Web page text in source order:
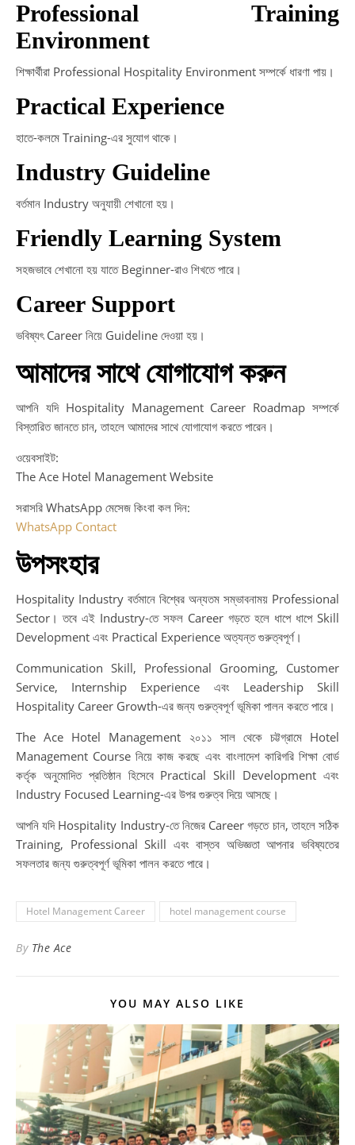
Professional Training
Environment
শিক্ষার্থীরা Professional Hospitality Environment সম্পর্কে ধারণা পায়।
Practical Experience
হাতে-কলমে Training-এর সুযোগ থাকে।
Industry Guideline
বর্তমান Industry অনুযায়ী শেখানো হয়।
Friendly Learning System
সহজভাবে শেখানো হয় যাতে Beginner-রাও শিখতে পারে।
Career Support
ভবিষ্যৎ Career নিয়ে Guideline দেওয়া হয়।
আমাদের সাথে যোগাযোগ করুন
আপনি যদি Hospitality Management Career Roadmap সম্পর্কে
বিস্তারিত জানতে চান, তাহলে আমাদের সাথে যোগাযোগ করতে পারেন।
ওয়েবসাইট:
The Ace Hotel Management Website
সরাসরি WhatsApp মেসেজ কিংবা কল দিন:
WhatsApp Contact
উপসংহার
Hospitality Industry বর্তমানে বিশ্বের অন্যতম সম্ভাবনাময় Professional
Sector। তবে এই Industry-তে সফল Career গড়তে হলে ধাপে ধাপে Skill
Development এবং Practical Experience অত্যন্ত গুরুত্বপূর্ণ।
Communication Skill, Professional Grooming, Customer
Service, Internship Experience এবং Leadership Skill
Hospitality Career Growth-এর জন্য গুরুত্বপূর্ণ ভূমিকা পালন করতে পারে।
The Ace Hotel Management ২০১১ সাল থেকে চট্টগ্রামে Hotel
Management Course নিয়ে কাজ করছে এবং বাংলাদেশ কারিগরি শিক্ষা বোর্ড
কর্তৃক অনুমোদিত প্রতিষ্ঠান হিসেবে Practical Skill Development এবং
Industry Focused Learning-এর উপর গুরুত্ব দিয়ে আসছে।
আপনি যদি Hospitality Industry-তে নিজের Career গড়তে চান, তাহলে সঠিক
Training, Professional Skill এবং বাস্তব অভিজ্ঞতা আপনার ভবিষ্যতের
সফলতার জন্য গুরুত্বপূর্ণ ভূমিকা পালন করতে পারে।
Hotel Management Career hotel management course
By The Ace
YOU MAY ALSO LIKE